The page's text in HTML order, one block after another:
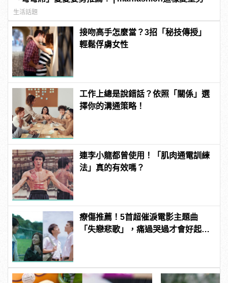
生活話題
接吻高手怎麼當？3招「秘技傳授」
輕鬆俘虜女性
工作上總是說錯話？依照「關係」選
擇你的溝通策略！
連李小龍都曾使用！「肌肉通電訓練
法」真的有效嗎？
療傷推薦！5首超催淚電影主題曲
「失戀悲歌」，痛過哭過才會好起